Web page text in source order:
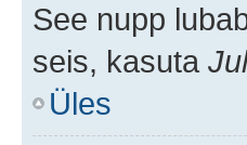
See nupp
seis, kasuta
Üles